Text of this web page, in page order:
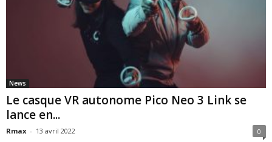
News
Le casque VR autonome Pico Neo 3 Link se
lance en...
Rmax - 13 avril 2022 0